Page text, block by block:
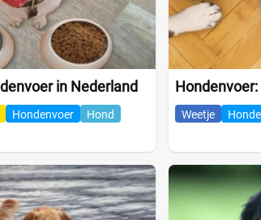
in Nederland
Hondenvoer Hond Weetje